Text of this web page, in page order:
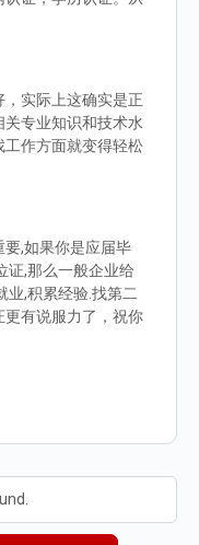
实际上这确实是正
专业知识和技术水
作方面就变得轻松
,如果你是应届毕
证,那么一般企业给
业,积累经验.找第二
有说服力了，祝你